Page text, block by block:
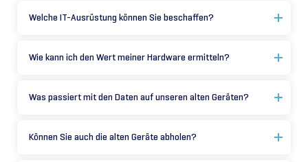
Welche IT-Ausrüstung können Sie beschaffen?
Wie kann ich den Wert meiner Hardware ermitteln?
Was passiert mit den Daten auf unseren alten Geräten?
Können Sie auch die alten Geräte abholen?